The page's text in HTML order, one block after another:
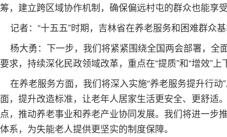
筹，建立跨区域协作机制，确保偏远村屯的群众也能享
记者：“十五五”时期，吉林省在养老服务和困难群众
杨大勇：下一步，我们将紧紧围绕全国两会部署，全
要求，持续深化民政领域改革，重点在“提质”和“增效”上
在养老服务方面，我们将深入实施“养老服务提升行
面，提升改造标准，让老年人居家生活更安全、更舒适
点，推动养老事业和养老产业协同发展。我们将进一
体系，为失能老人提供更坚实的制度保障。